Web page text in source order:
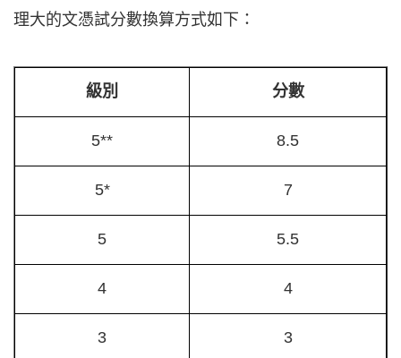
理大的文憑試分數換算方式如下：
級別 分數
5** 8.5
5* 7
5 5.5
4 4
3 3